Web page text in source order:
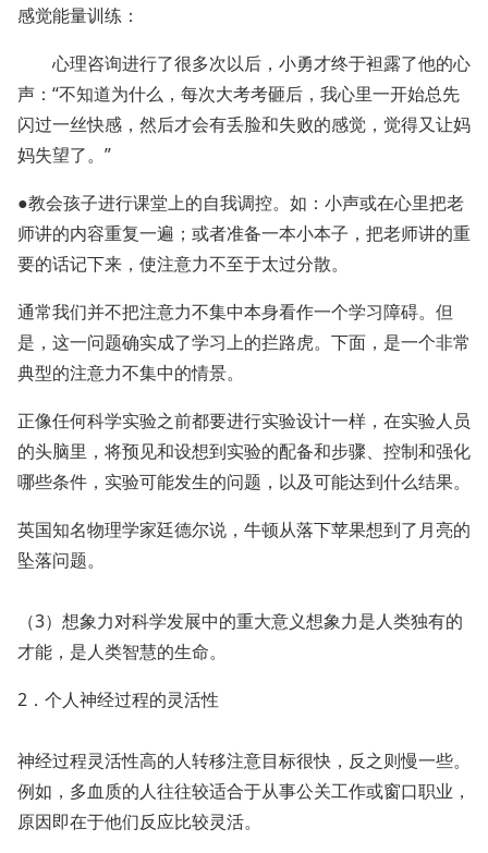
感觉能量训练：
心理咨询进行了很多次以后，小勇才终于袒露了他的心
声：“不知道为什么，每次大考考砸后，我心里一开始总先
闪过一丝快感，然后才会有丢脸和失败的感觉，觉得又让妈
妈失望了。”
●教会孩子进行课堂上的自我调控。如：小声或在心里把老
师讲的内容重复一遍；或者准备一本小本子，把老师讲的重
要的话记下来，使注意力不至于太过分散。
通常我们并不把注意力不集中本身看作一个学习障碍。但
是，这一问题确实成了学习上的拦路虎。下面，是一个非常
典型的注意力不集中的情景。
正像任何科学实验之前都要进行实验设计一样，在实验人员
的头脑里，将预见和设想到实验的配备和步骤、控制和强化
哪些条件，实验可能发生的问题，以及可能达到什么结果。
英国知名物理学家廷德尔说，牛顿从落下苹果想到了月亮的
坠落问题。
（3）想象力对科学发展中的重大意义想象力是人类独有的
才能，是人类智慧的生命。
2．个人神经过程的灵活性
神经过程灵活性高的人转移注意目标很快，反之则慢一些。
例如，多血质的人往往较适合于从事公关工作或窗口职业，
原因即在于他们反应比较灵活。